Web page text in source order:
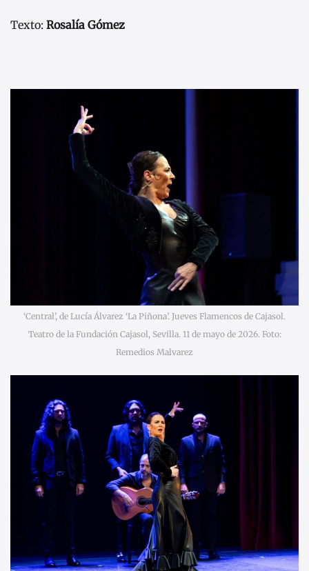
Texto: Rosalía Gómez
‘Central’, de Lucía Álvarez ‘La Piñona’. Jueves Flamencos de Cajasol.
Teatro de la Fundación Cajasol, Sevilla. 11 de mayo de 2026. Foto:
Remedios Malvarez